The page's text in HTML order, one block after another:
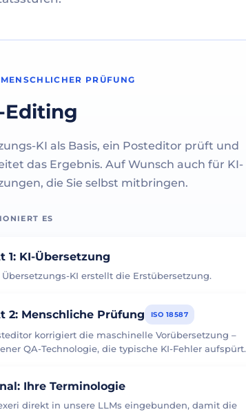
PRÜFUNG
Editing
KI als Basis, ein Posteditor prüft und
das Ergebnis. Auf Wunsch auch für KI-
die Sie selbst mitbringen.
ES
1: KI-Übersetzung
Übersetzungs-KI erstellt die Erstübersetzung.
2: Menschliche Prüfung ISO 18587
korrigiert die maschinelle Vorübersetzung –
QA-Technologie, die typische KI-Fehler aufspürt.
Ihre Terminologie
direkt in unsere LLMs eingebunden, damit die